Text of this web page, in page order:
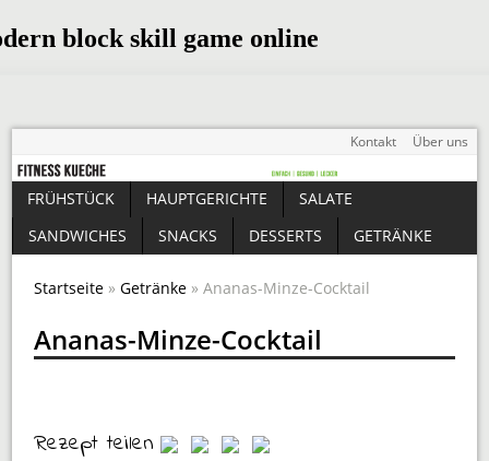
Kontakt Über uns
FRÜHSTÜCK HAUPTGERICHTE
SALATE
SANDWICHES
SNACKS DESSERTS GETRÄNKE
Startseite »Getränke » Ananas-Minze-Cocktail
Ananas-Minze-Cocktail
Rezept teilen